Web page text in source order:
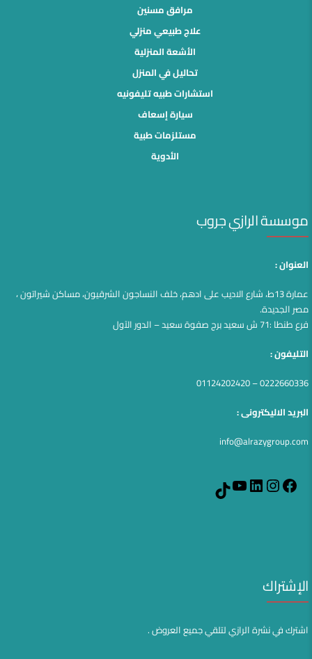
مرافق مسنين
علاج طبيعي منزلي
الأشعة المنزلية
تحاليل في المنزل
استشارات طبيه تليفونيه
سيارة إسعاف
مستلزمات طبية
الأدوية
موسسة الرازي جروب
العنوان :
عمارة 13ط، شارع الاديب على ادهم، خلف النساجون الشرقيون، مساكن شيراتون ،
مصر الجديدة.
فرع طنطا :71 ش سعيد برج صفوة سعيد – الدور الآول
التليفون :
0222660336 – 01124202420
البريد الاليكترونى :
info@alrazygroup.com
Facebook
Instagram
LinkedIn
YouTube
الإشتراك
اشترك في نشرة الرازي لتلقي جميع العروض .